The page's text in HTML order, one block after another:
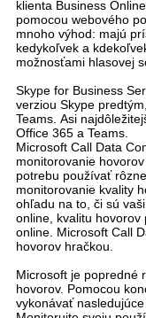
klienta Business
pomocou webového
mnoho výhod: majú
kedykoľvek a
možnosťami hlasovej
Skype for Business
verziou Skype
Teams. Asi
Office 365 a Teams.
Microsoft Call Data
monitorovanie
potrebu používať
monitorovanie kvality
ohľadu na to, či sú
online, kvalitu
online. Microsoft Call
hovorov hračkou.
Microsoft je popredné
hovorov. Pomocou
vykonávať